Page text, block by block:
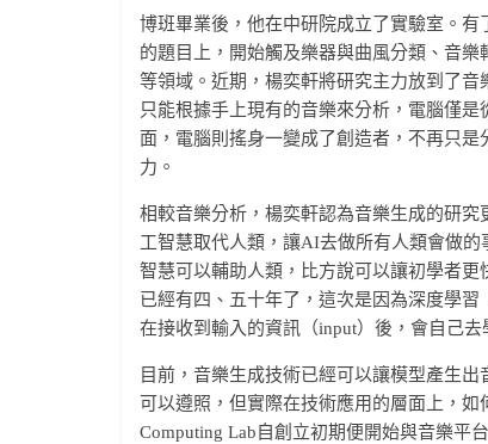
博班畢業後，他在中研院成立了實驗室。
的題目上，開始觸及樂器與曲風分類、音樂
等領域。近期，楊奕軒將研究主力放到了
只能根據手上現有的音樂來分析，電腦僅
面，電腦則搖身一變成了創造者，不再只
力。
相較音樂分析，楊奕軒認為音樂生成的研
工智慧取代人類，讓AI去做所有人類會做
智慧可以輔助人類，比方說可以讓初學者
已經有四、五十年了，這次是因為深度學
在接收到輸入的資訊（input）後，會自己
目前，音樂生成技術已經可以讓模型產生
可以遵照，但實際在技術應用的層面上，
Computing Lab自創立初期便開始與音樂平